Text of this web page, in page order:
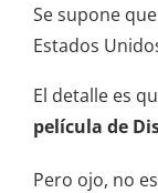
Se supone
Estados
El detalle es
película de
Pero ojo, no